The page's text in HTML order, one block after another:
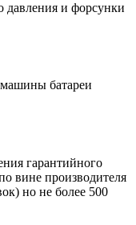
давления и форсунки
батареи
гарантийного
вине производителя
но не более 500